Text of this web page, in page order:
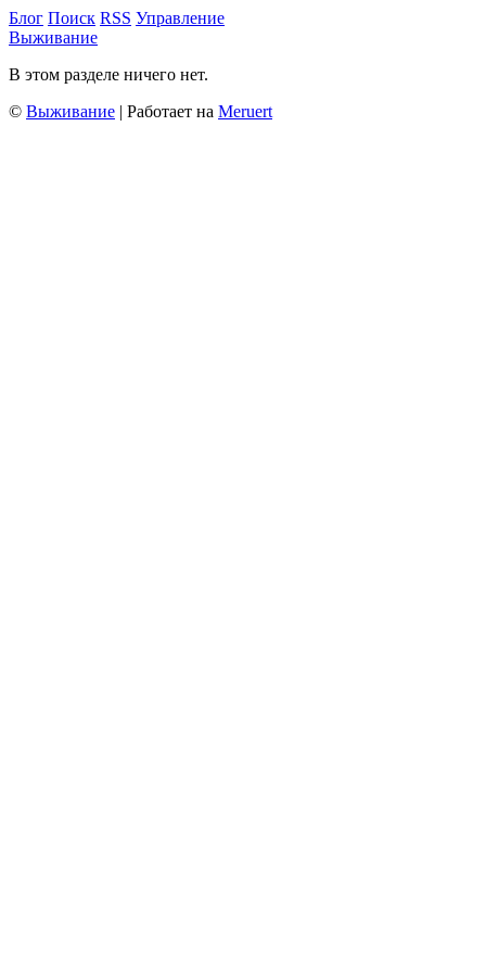
Блог Поиск RSS Управление
Выживание
В этом разделе ничего нет.
© Выживание | Работает на Meruert